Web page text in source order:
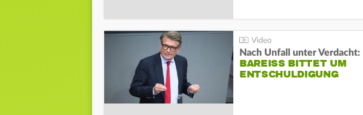
Nach Unfall unter Verdacht:
BAREISS BITTET UM E
NTSCHULDIGUNG